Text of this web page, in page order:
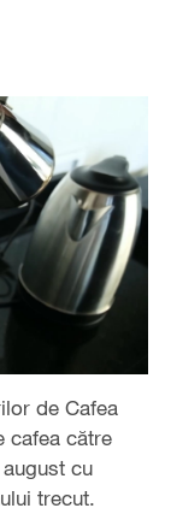
de Cafea
cafea către
cu
trecut.